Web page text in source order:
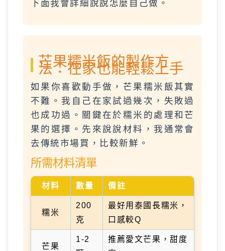
下面我會詳細說說怎麼自己做。
芒果糯米飯的製作方
法：在家也能輕鬆上手
如果你喜歡動手做，芒果糯米飯其實
不難。我自己在家試過幾次，失敗過
也成功過。關鍵在於糯米的處理和芒
果的選擇。先來說說材料，我通常會
去傳統市場買，比較新鮮。
所需材料清單
材料 數量 備註
糯米
200
克
最好用泰國長糯米，
口感較Q
芒果
1-2
推薦愛文芒果，甜度